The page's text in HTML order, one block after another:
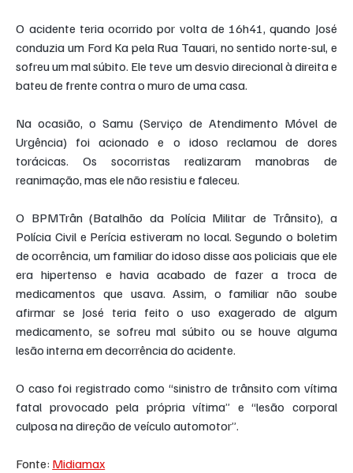
O acidente teria ocorrido por volta de 16h41, quando José
conduzia um Ford Ka pela Rua Tauari, no sentido norte-sul, e
sofreu um mal súbito. Ele teve um desvio direcional à direita e
bateu de frente contra o muro de uma casa.
Na ocasião, o Samu (Serviço de Atendimento Móvel de
Urgência) foi acionado e o idoso reclamou de dores
torácicas. Os socorristas realizaram manobras de
reanimação, mas ele não resistiu e faleceu.
O BPMTrân (Batalhão da Polícia Militar de Trânsito), a
Polícia Civil e Perícia estiveram no local. Segundo o boletim
de ocorrência, um familiar do idoso disse aos policiais que ele
era hipertenso e havia acabado de fazer a troca de
medicamentos que usava. Assim, o familiar não soube
afirmar se José teria feito o uso exagerado de algum
medicamento, se sofreu mal súbito ou se houve alguma
lesão interna em decorrência do acidente.
O caso foi registrado como “sinistro de trânsito com vítima
fatal provocado pela própria vítima” e “lesão corporal
culposa na direção de veículo automotor”.
Fonte: Midiamax